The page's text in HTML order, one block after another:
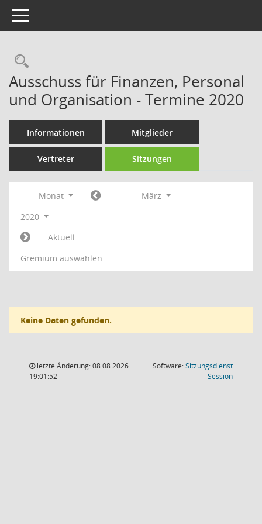
Toggle navigation
Rechercheauswahl
Ausschuss für Finanzen, Personal
und Organisation - Termine 2020
Informationen Mitglieder
Vertreter Sitzungen
Monat
März
2020
Aktuell
Gremium auswählen
Keine Daten gefunden.
letzte Änderung: 08.08.2026
19:01:52
Software:Sitzungsdienst
Session(Wird in